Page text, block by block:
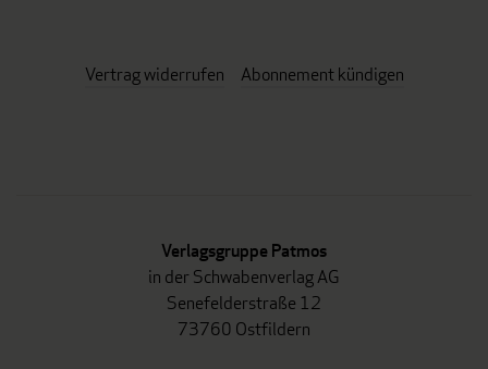
Vertrag widerrufen Abonnement kündigen
Verlagsgruppe Patmos
in der Schwabenverlag AG
Senefelderstraße 12
73760 Ostfildern